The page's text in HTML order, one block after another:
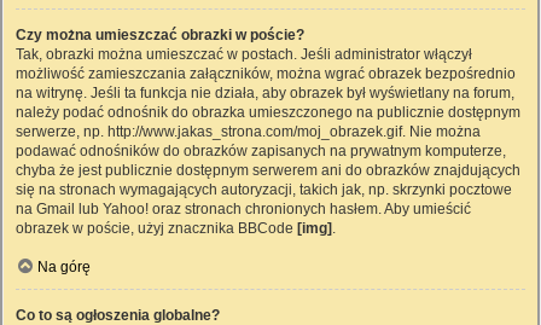
Czy można umieszczać obrazki w poście?
Tak, obrazki można umieszczać w postach. Jeśli administrator włączył
możliwość zamieszczania załączników, można wgrać obrazek bezpośrednio
na witrynę. Jeśli ta funkcja nie działa, aby obrazek był wyświetlany na forum,
należy podać odnośnik do obrazka umieszczonego na publicznie dostępnym
serwerze, np. http://www.jakas_strona.com/moj_obrazek.gif. Nie można
podawać odnośników do obrazków zapisanych na prywatnym komputerze,
chyba że jest publicznie dostępnym serwerem ani do obrazków znajdujących
się na stronach wymagających autoryzacji, takich jak, np. skrzynki pocztowe
na Gmail lub Yahoo! oraz stronach chronionych hasłem. Aby umieścić
obrazek w poście, użyj znacznika BBCode [img] .
Na górę
Co to są ogłoszenia globalne?